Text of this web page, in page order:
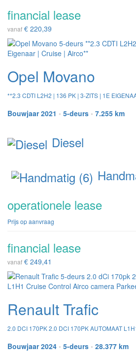
financial lease
vanaf € 220,39
Opel Movano
**2.3 CDTI L2H2 | 136 PK | 3-ZITS | 1E
Bouwjaar 2021 • 5-deurs • 7.255 km
Diesel
operationele lease
Prijs op aanvraag
financial lease
vanaf € 249,41
Renault Trafic
Bouwjaar 2024 • 5-deurs • 28.377 km